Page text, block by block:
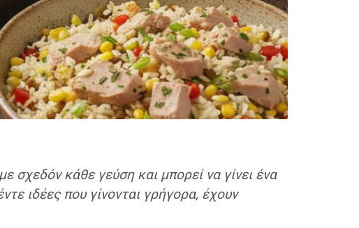
σχεδόν κάθε γεύση και μπορεί να γίνει ένα
ιδέες που γίνονται γρήγορα, έχουν